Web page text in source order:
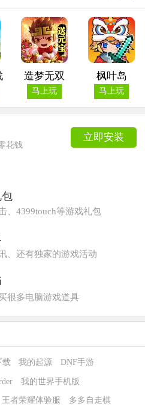
造梦无双
马上玩
枫叶岛
马上玩
立即安装
花钱
、4399touch等游戏礼包
、还有独家的游戏活动
很多电脑游戏道具
载 我的起源 DNF手游
我的世界手机版
王者荣耀体验服 多多自走棋